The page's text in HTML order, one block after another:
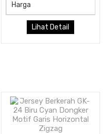
Putih Aksen Emas Motif
Vertikal Mewah untuk Tim
Ingin Tampil Elegan
Harga
Lihat Detail